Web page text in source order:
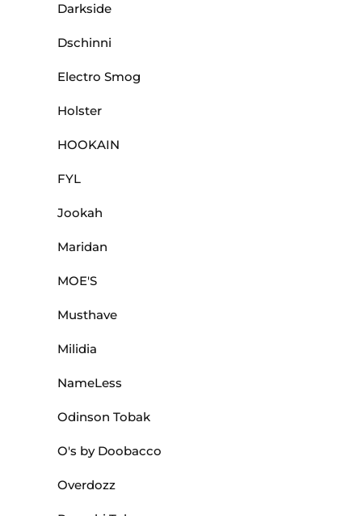
Darkside
Dschinni
Electro Smog
Holster
HOOKAIN
FYL
Jookah
Maridan
MOE'S
Musthave
Milidia
NameLess
Odinson Tobak
O's by Doobacco
Overdozz